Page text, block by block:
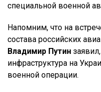
специальной воeнной
Напомним, что на
состава российских
Владимир Путин
инфраструктура на
военной операции.